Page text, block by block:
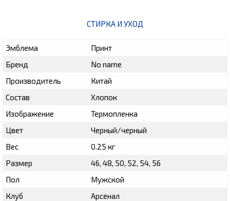
СТИРКА И УХОД
Эмблема
Принт
Бренд
No name
Производитель
Китай
Состав
Хлопок
Изображение
Термопленка
Цвет
Черный/черный
Вес
0.25 кг
Размер
46, 48, 50, 52, 54, 56
Пол
Мужской
Клуб
Арсенал